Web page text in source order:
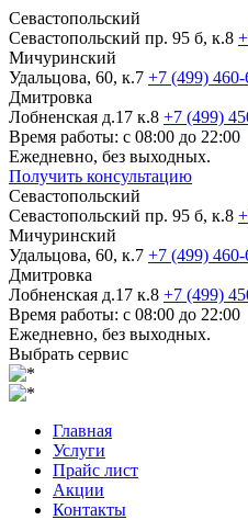
Севастопольский
Севастопольский пр. 95 б, к.8
Мичуринский
Удальцова, 60, к.7 +7 (499)
Дмитровка
Лобненская д.17 к.8 +7 (499)
Время работы: с 08:00 до 22:00
Ежедневно, без выходных.
Получить консультацию
Севастопольский
Севастопольский пр. 95 б, к.8
Мичуринский
Удальцова, 60, к.7 +7 (499)
Дмитровка
Лобненская д.17 к.8 +7 (499)
Время работы: с 08:00 до 22:00
Ежедневно, без выходных.
Выбрать сервис
Главная
Услуги
Прайс лист
Акции
Контакты